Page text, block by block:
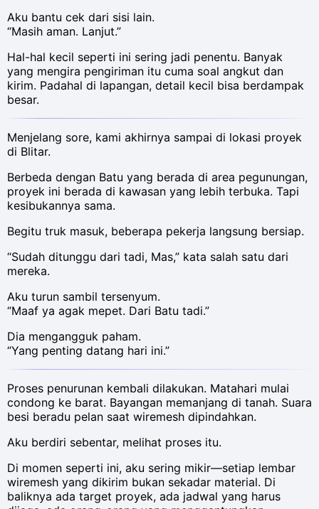
Aku bantu cek dari sisi lain.
“Masih aman. Lanjut.”
Hal-hal kecil seperti ini sering jadi penentu. Banyak
yang mengira pengiriman itu cuma soal angkut dan
kirim. Padahal di lapangan, detail kecil bisa berdampak
besar.
Menjelang sore, kami akhirnya sampai di lokasi proyek
di Blitar.
Berbeda dengan Batu yang berada di area pegunungan,
proyek ini berada di kawasan yang lebih terbuka. Tapi
kesibukannya sama.
Begitu truk masuk, beberapa pekerja langsung bersiap.
“Sudah ditunggu dari tadi, Mas,” kata salah satu dari
mereka.
Aku turun sambil tersenyum.
“Maaf ya agak mepet. Dari Batu tadi.”
Dia mengangguk paham.
“Yang penting datang hari ini.”
Proses penurunan kembali dilakukan. Matahari mulai
condong ke barat. Bayangan memanjang di tanah. Suara
besi beradu pelan saat wiremesh dipindahkan.
Aku berdiri sebentar, melihat proses itu.
Di momen seperti ini, aku sering mikir—setiap lembar
wiremesh yang dikirim bukan sekadar material. Di
baliknya ada target proyek, ada jadwal yang harus